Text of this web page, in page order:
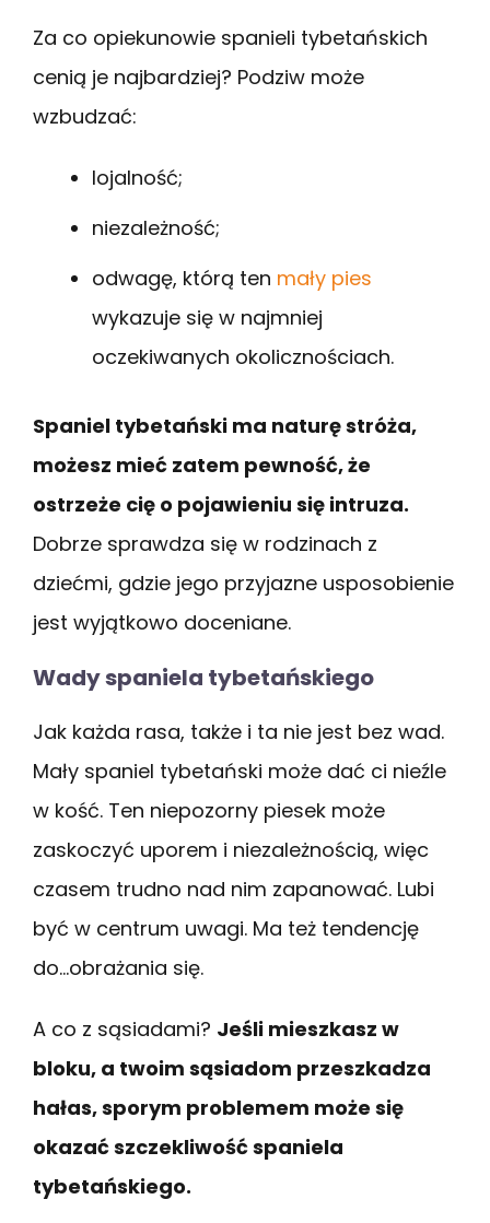
Za co opiekunowie spanieli tybetańskich
cenią je najbardziej? Podziw może
wzbudzać:
lojalność;
niezależność;
odwagę, którą ten mały pies
wykazuje się w najmniej
oczekiwanych okolicznościach.
Spaniel tybetański ma naturę stróża,
możesz mieć zatem pewność, że
ostrzeże cię o pojawieniu się intruza.
Dobrze sprawdza się w rodzinach z
dziećmi, gdzie jego przyjazne usposobienie
jest wyjątkowo doceniane.
Wady spaniela tybetańskiego
Jak każda rasa, także i ta nie jest bez wad.
Mały spaniel tybetański może dać ci nieźle
w kość. Ten niepozorny piesek może
zaskoczyć uporem i niezależnością, więc
czasem trudno nad nim zapanować. Lubi
być w centrum uwagi. Ma też tendencję
do…obrażania się.
A co z sąsiadami? Jeśli mieszkasz w
bloku, a twoim sąsiadom przeszkadza
hałas, sporym problemem może się
okazać szczekliwość spaniela
tybetańskiego.